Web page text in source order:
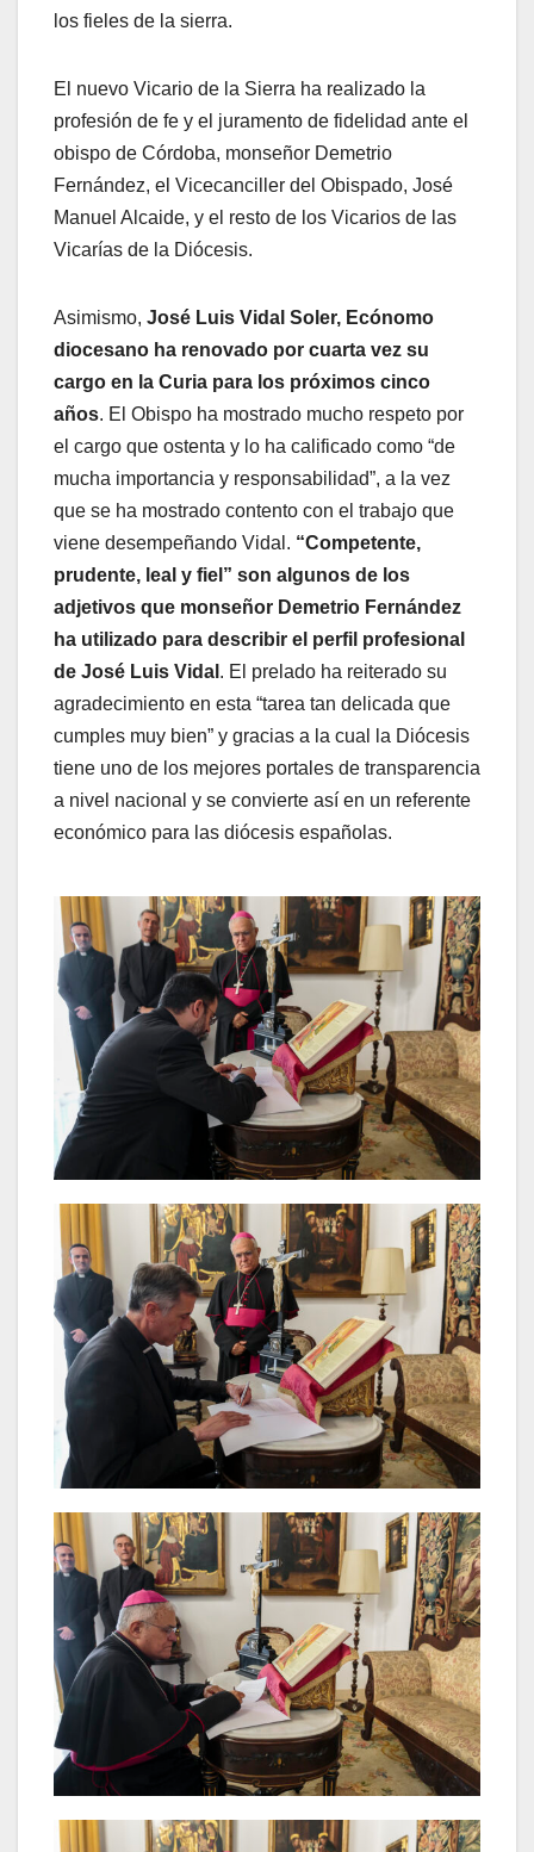
los fieles de la sierra.
El nuevo Vicario de la Sierra ha realizado la
profesión de fe y el juramento de fidelidad ante el
obispo de Córdoba, monseñor Demetrio
Fernández, el Vicecanciller del Obispado, José
Manuel Alcaide, y el resto de los Vicarios de las
Vicarías de la Diócesis.
Asimismo, José Luis Vidal Soler, Ecónomo
diocesano ha renovado por cuarta vez su
cargo en la Curia para los próximos cinco
años. El Obispo ha mostrado mucho respeto por
el cargo que ostenta y lo ha calificado como “de
mucha importancia y responsabilidad”, a la vez
que se ha mostrado contento con el trabajo que
viene desempeñando Vidal. “Competente,
prudente, leal y fiel” son algunos de los
adjetivos que monseñor Demetrio Fernández
ha utilizado para describir el perfil profesional
de José Luis Vidal . El prelado ha reiterado su
agradecimiento en esta “tarea tan delicada que
cumples muy bien” y gracias a la cual la Diócesis
tiene uno de los mejores portales de transparencia
a nivel nacional y se convierte así en un referente
económico para las diócesis españolas.